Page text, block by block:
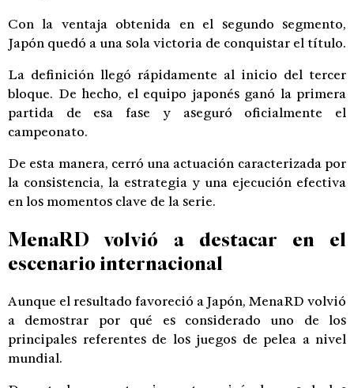
Con la ventaja obtenida en el segundo segmento,
Japón quedó a una sola victoria de conquistar el título.
La definición llegó rápidamente al inicio del tercer
bloque. De hecho, el equipo japonés ganó la primera
partida de esa fase y aseguró oficialmente el
campeonato.
De esta manera, cerró una actuación caracterizada por
la consistencia, la estrategia y una ejecución efectiva
en los momentos clave de la serie.
MenaRD volvió a destacar en el
escenario internacional
Aunque el resultado favoreció a Japón, MenaRD volvió
a demostrar por qué es considerado uno de los
principales referentes de los juegos de pelea a nivel
mundial.